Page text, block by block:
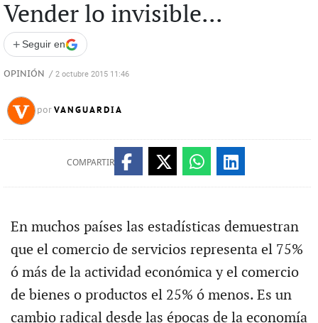
Vender lo invisible...
+ Seguir en
OPINIÓN / 2 octubre 2015 11:46
por VANGUARDIA
COMPARTIR
En muchos países las estadísticas demuestran
que el comercio de servicios representa el 75%
ó más de la actividad económica y el comercio
de bienes o productos el 25% ó menos. Es un
cambio radical desde las épocas de la economía